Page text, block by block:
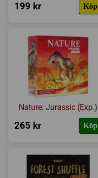
199 kr Köp
Nature: Jurassic (Exp.)
265 kr Köp